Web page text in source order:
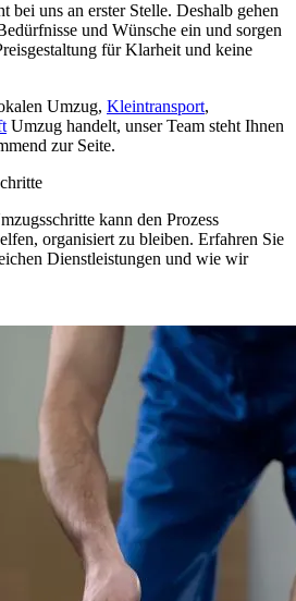
bei uns an erster Stelle. Deshalb gehen
und Wünsche ein und sorgen
für Klarheit und keine
Umzug, Kleintransport,
Umzug handelt, unser Team steht Ihnen
zur Seite.
kann den Prozess
organisiert zu bleiben. Erfahren Sie
Dienstleistungen und wie wir